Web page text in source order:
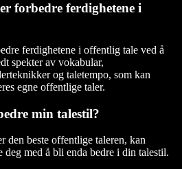
forbedre ferdighetene i
ferdighetene i offentlig tale ved å
spekter av vokabular,
og taletempo, som kan
egne offentlige taler.
min talestil?
den beste offentlige taleren, kan
deg med å bli enda bedre i din talestil.